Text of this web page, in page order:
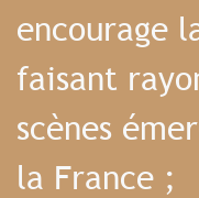
encourage
faisant
scènes
la France ;